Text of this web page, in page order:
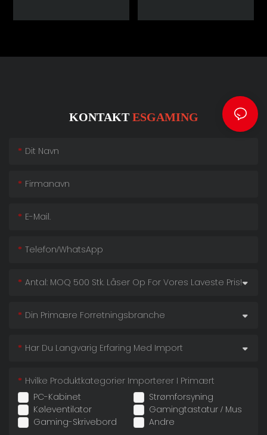
KONTAKT ESGAMING
Dit Navn
Firmanavn
E-Mail.
Telefon/whatsApp
Antal: MOQ 500 Stk. Låser Op For Vores Laveste Pris!
Din Primære Forretningsbranche
Har Du Langvarig Erfaring Med Import
PC-Kabinet
Strømforsyning
Køleventilator
Gamingtastatur / Mus
Gaming-Skrivebord
Andre
Hvilke Produktkategorier Importerer I Primært